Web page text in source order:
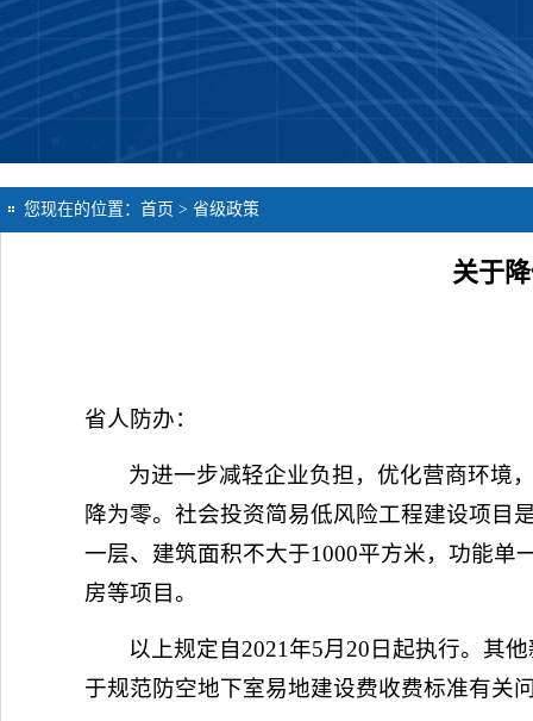
您现在的位置： 首页 > 省级政策
关于
省人防办：
为进一步减轻企业负担，优化营商环境
降为零。社会投资简易低风险工程建设项目
一层、建筑面积不大于1000平方米，功能单
房等项目。
以上规定自2021年5月20日起执行。其
于规范防空地下室易地建设费收费标准有关